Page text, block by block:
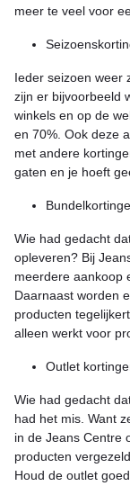
meer te veel voor
Ieder seizoen weer
zijn er bijvoorbeeld
winkels en op de
en 70%. Ook deze
met andere
gaten en je hoeft
Wie had gedacht
opleveren? Bij
meerdere aankoop
Daarnaast worden
producten
alleen werkt voor
Outlet
Wie had gedacht
had het mis. Want
in de Jeans Centre
producten
Houd de outlet